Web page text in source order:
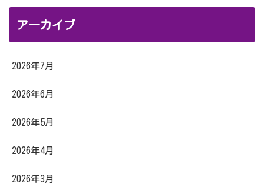
アーカイブ
2026年7月
2026年6月
2026年5月
2026年4月
2026年3月